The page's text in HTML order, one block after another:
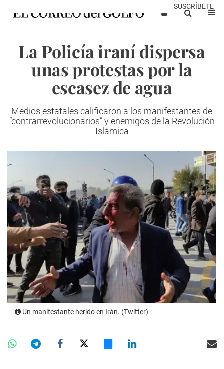
SUSCRÍBETE
La Policía iraní dispersa
unas protestas por la
escasez de agua
Medios estatales calificaron a los manifestantes de
“contrarrevolucionarios” y enemigos de la Revolución
Islámica
Un manifestante herido en Irán. (Twitter)